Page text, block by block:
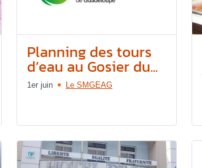
Planning des tours
d’eau au Gosier du...
1er juin Le SMGEAG